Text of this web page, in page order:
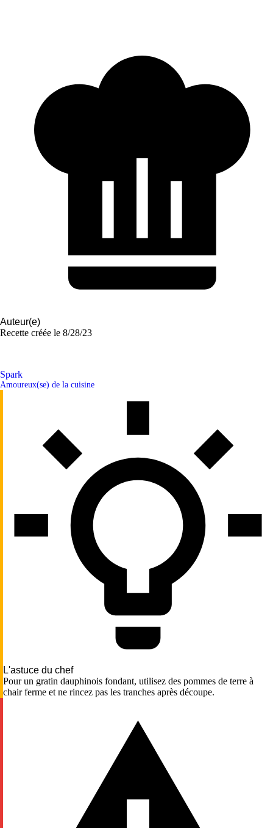
Auteur(e)
Recette créée le 8/28/23
Spark
Amoureux(se) de la cuisine
L'astuce du chef
Pour un gratin dauphinois fondant, utilisez des pommes de terre à
chair ferme et ne rincez pas les tranches après découpe.